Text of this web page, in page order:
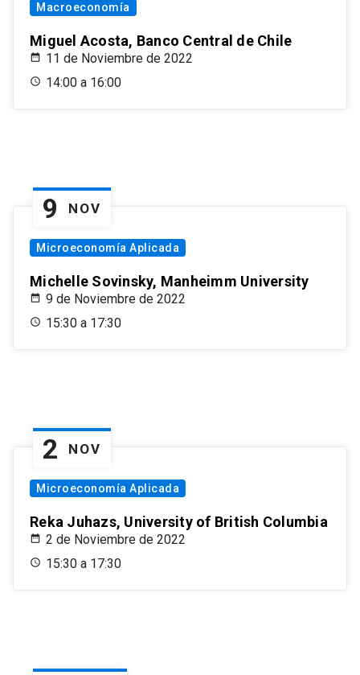
Macroeconomía
Miguel Acosta, Banco Central de Chile
11 de Noviembre de 2022
14:00 a 16:00
9 NOV
Microeconomía Aplicada
Michelle Sovinsky, Manheimm University
9 de Noviembre de 2022
15:30 a 17:30
2 NOV
Microeconomía Aplicada
Reka Juhazs, University of British Columbia
2 de Noviembre de 2022
15:30 a 17:30